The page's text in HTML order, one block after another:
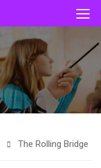
The Rolling Bridge